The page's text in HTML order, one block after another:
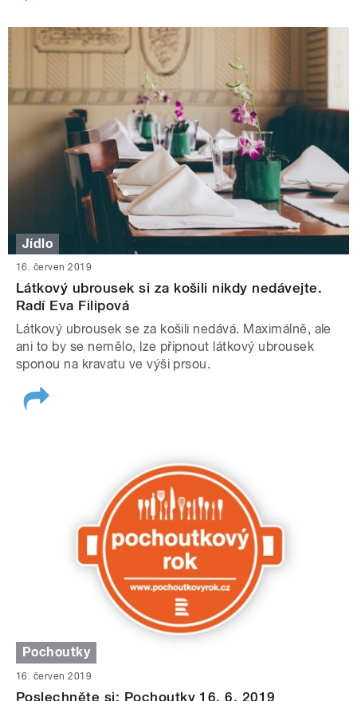
Jídlo
16. červen 2019
Látkový ubrousek si za košili nikdy nedávejte.
Radí Eva Filipová
Látkový ubrousek se za košili nedává. Maximálně, ale
ani to by se nemělo, lze připnout látkový ubrousek
sponou na kravatu ve výši prsou.
Pochoutky
16. červen 2019
Poslechněte si: Pochoutky 16. 6. 2019